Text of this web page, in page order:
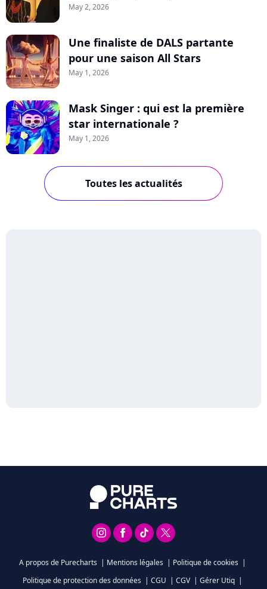
May 2, 2026
Une finaliste de DALS partante
pour une saison All Stars
May 1, 2026
Mask Singer : qui est la première
star internationale ?
May 1, 2026
Toutes les actualités
A propos de Purecharts | Mentions légales | Politique de cookies |
Politique de protection des données | CGU | CGV | Gérer Utiq |